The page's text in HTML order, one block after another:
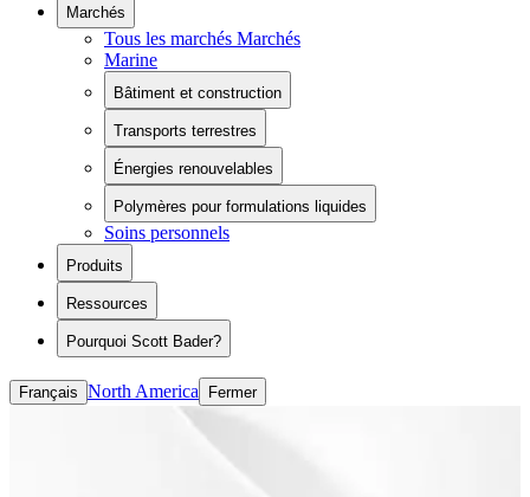
Marchés
Tous les marchés Marchés
Marine
Bâtiment et construction
Tous les marchés Bâtiment et construction
Composants du bâtiment
Confinement chimique
Piscines
Piscines
Transports terrestres
Tous les marchés Transports terrestres
Rail
Véhicules électriques à batterie
Véhicules commerciaux
Véhicules récréatifs
Énergies renouvelables
Tous les marchés Énergies renouvelables
Énergie éolienne
Installation solaire
Polymères pour formulations liquides
Tous les marchés Polymères pour formulations
CASE (revêtements, adhésifs, mastics et
élastomères)
Liants à base de solvants
Liants à base d'eau
Soins personnels
Produits
Ressources
Pourquoi Scott Bader?
Français North America Fermer